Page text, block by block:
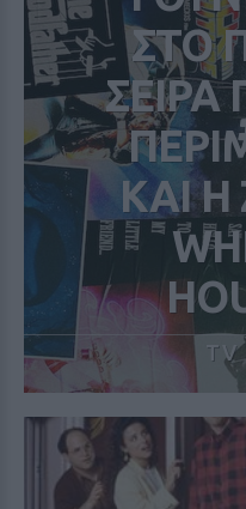
ΣΤΟ
ΣΕΙΡΑ
ΚΑΙ
TV